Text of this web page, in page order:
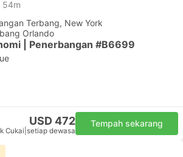
54m
Terbang, New York
Orlando
| Penerbangan #B6699
USD 472
Cukai setiap dewasa
Tempah sekarang